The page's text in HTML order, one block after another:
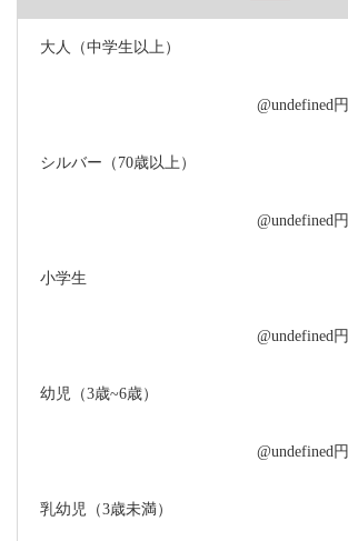
大人（中学生以上）
@undefined円
シルバー（70歳以上）
@undefined円
小学生
@undefined円
幼児（3歳~6歳）
@undefined円
乳幼児（3歳未満）